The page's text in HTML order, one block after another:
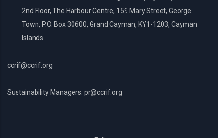
2nd Floor, The Harbour Centre, 159 Mary Street, George
Town, P.O. Box 30600, Grand Cayman, KY1-1203, Cayman
Islands
ccrif@ccrif.org
Sustainability Managers: pr@ccrif.org